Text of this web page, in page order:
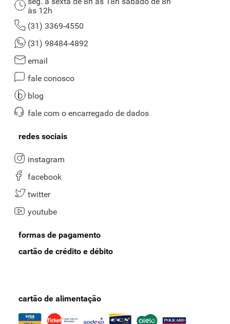
às 12h
(31) 3369-4550
(31) 98484-4892
email
fale conosco
blog
fale com o encarregado de dados
redes sociais
instagram
facebook
twitter
youtube
formas de pagamento
cartão de crédito e débito
cartão de alimentação